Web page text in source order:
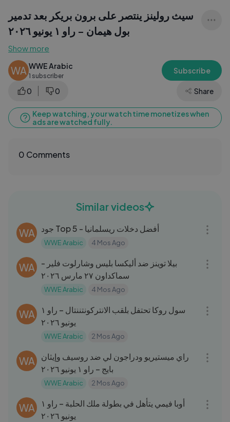
سيث رولينز ينتصر على برون بريكر بعد تدمير
بول هيمان – راو ١ يونيو ٢٠٢٦
Show more
WA WWE Arabic
1 subscriber
Subscribe
0 0 Share
Keep watching, your watch time monetizes when
ads are watched fully.
0 Comments
Similar videos
WA جود Top 5 - أفضل دخلات ريسلمانيا
WWE Arabic 4 Mos Ago
WA
بيلا توينز ضد أليكسا بليس وشارلوت فلير -
سماكداون ٢٧ مارس ٢٠٢٦
WWE Arabic 4 Mos Ago
WA
سول روكا تحتفل بلقب الانتركونتننتال – راو ١
يونيو ٢٠٢٦
WWE Arabic 2 Mos Ago
WA
راي ميستيريو ودراجون لي ضد روسيف وإيثان
بايج – راو ١ يونيو ٢٠٢٦
WWE Arabic 2 Mos Ago
WA
أوبا فيمي يتأهل في بطولة ملك الحلبة – راو ١
يونيو ٢٠٢٦